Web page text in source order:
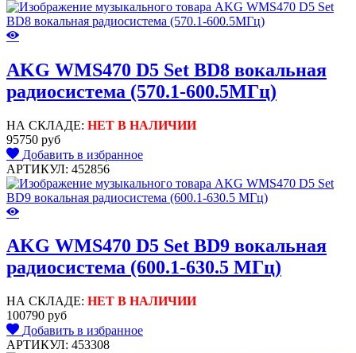
AKG WMS470 D5 Set BD8 вокальная
радиосистема (570.1-600.5МГц)
НА СКЛАДЕ: НЕТ В НАЛИЧИИ
95750 руб
Добавить в избранное
АРТИКУЛ: 452856
AKG WMS470 D5 Set BD9 вокальная
радиосистема (600.1-630.5 МГц)
НА СКЛАДЕ: НЕТ В НАЛИЧИИ
100790 руб
Добавить в избранное
АРТИКУЛ: 453308